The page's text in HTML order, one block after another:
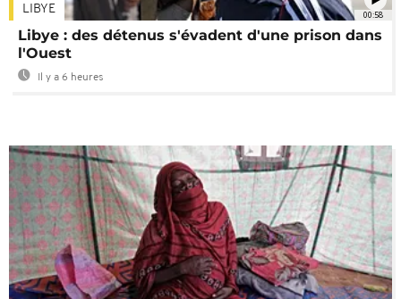
00:58
LIBYE
Libye : des détenus s'évadent d'une prison dans
l'Ouest
Il y a 6 heures